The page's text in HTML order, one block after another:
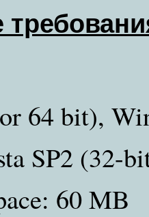
64 bit),
SP2 (32-
60 MB